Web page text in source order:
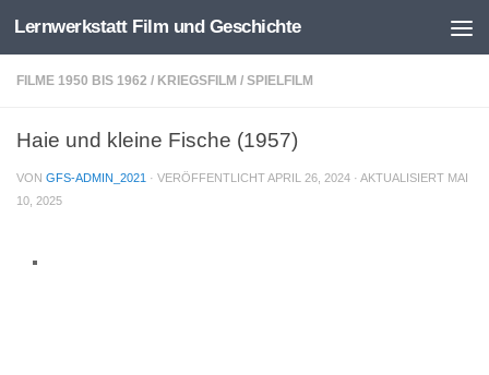
Zum Inhalt springen
Lernwerkstatt Film und Geschichte
FILME 1950 BIS 1962 / KRIEGSFILM / SPIELFILM
Haie und kleine Fische (1957)
VON GFS-ADMIN_2021 · VERÖFFENTLICHTAPRIL 26, 2024 · AKTUALISIERT MAI
10, 2025